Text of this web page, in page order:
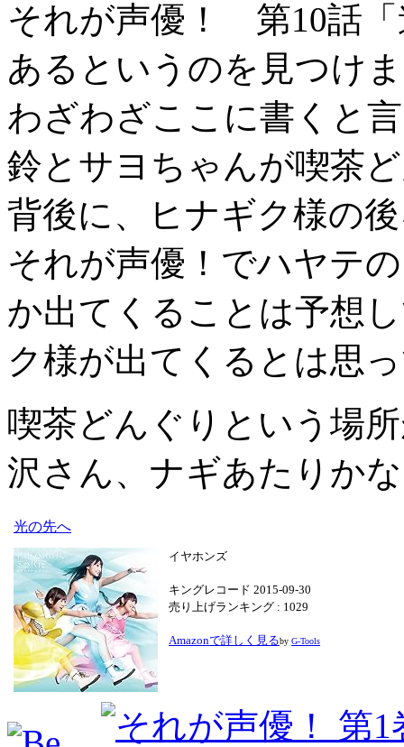
それが声優！ 第10話「
あるというのを見つけ
わざわざここに書くと
鈴とサヨちゃんが喫茶
背後に、ヒナギク様の
それが声優！でハヤテ
か出てくることは予想
ク様が出てくるとは思
喫茶どんぐりという場
沢さん、ナギあたりか
光の先へ
イヤホンズ
キングレコード 2015-09-30
売り上げランキング : 1029
Amazonで詳しく見るby G-Tools